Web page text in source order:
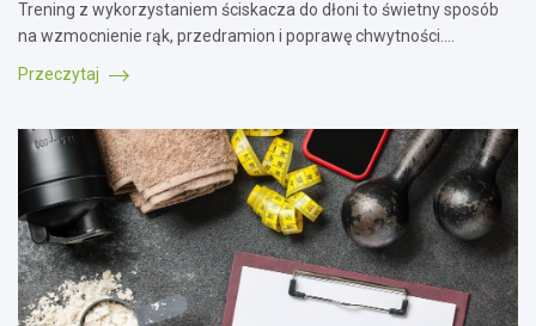
Trening z wykorzystaniem ściskacza do dłoni to świetny sposób
na wzmocnienie rąk, przedramion i poprawę chwytności.…
Przeczytaj